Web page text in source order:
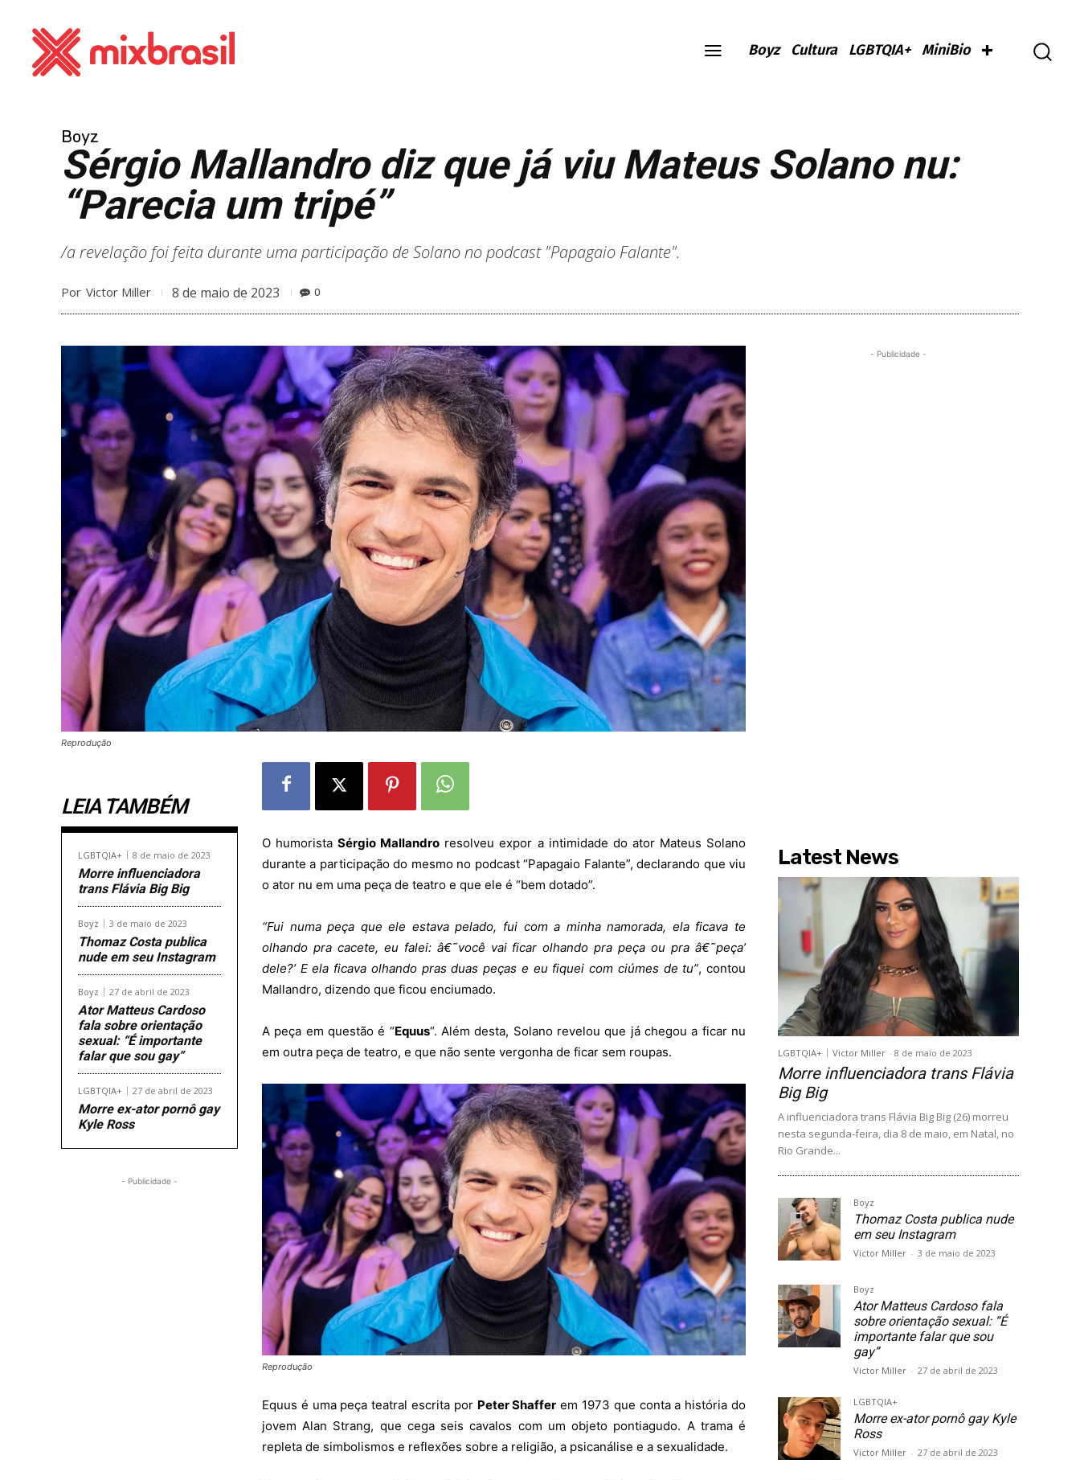
Boyz Cultura LGBTQIA+ MiniBio
Boyz
Sérgio Mallandro diz que já viu Mateus Solano nu:
“Parecia um tripé”
/a revelação foi feita durante uma participação de Solano no podcast "Papagaio Falante".
Por Victor Miller 8 de maio de 2023 0
Reprodução
LEIA TAMBÉM
LGBTQIA+ 8 de maio de 2023
Morre influenciadora
trans Flávia Big Big
Boyz 3 de maio de 2023
Thomaz Costa publica
nude em seu Instagram
Boyz 27 de abril de 2023
Ator Matteus Cardoso
fala sobre orientação
sexual: “É importante
falar que sou gay”
LGBTQIA+ 27 de abril de 2023
Morre ex-ator pornô gay
Kyle Ross
- Publicidade -
O humoristaSérgio Mallandro resolveu expor a intimidade do ator Mateus Solano
durante a participação do mesmo no podcast “Papagaio Falante”, declarando que viu
o ator nu em uma peça de teatro e que ele é “bem dotado”.
“Fui numa peça que ele estava pelado, fui com a minha namorada, ela ficava te
olhando pra cacete, eu falei: â€˜você vai ficar olhando pra peça ou pra â€˜peça’
dele?’ E ela ficava olhando pras duas peças e eu fiquei com ciúmes de tu”, contou
Mallandro, dizendo que ficou enciumado.
A peça em questão é “Equus“. Além desta, Solano revelou que já chegou a ficar nu
em outra peça de teatro, e que não sente vergonha de ficar sem roupas.
Reprodução
Equus é uma peça teatral escrita por Peter Shaffer em 1973 que conta a história do
jovem Alan Strang, que cega seis cavalos com um objeto pontiagudo. A trama é
repleta de simbolismos e reflexões sobre a religião, a psicanálise e a sexualidade.
- Publicidade -
Latest News
LGBTQIA+ Victor Miller - 8 de maio de 2023
Morre influenciadora trans Flávia
Big Big
A influenciadora trans Flávia Big Big (26) morreu
nesta segunda-feira, dia 8 de maio, em Natal, no
Rio Grande...
Boyz
Thomaz Costa publica nude
em seu Instagram
Victor Miller - 3 de maio de 2023
Boyz
Ator Matteus Cardoso fala
sobre orientação sexual: “É
importante falar que sou
gay”
Victor Miller - 27 de abril de 2023
LGBTQIA+
Morre ex-ator pornô gay Kyle
Ross
Victor Miller - 27 de abril de 2023